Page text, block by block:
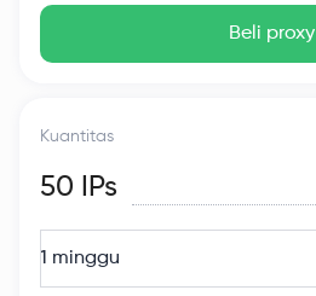
Beli proxy
Kuantitas
50 IPs
1 minggu